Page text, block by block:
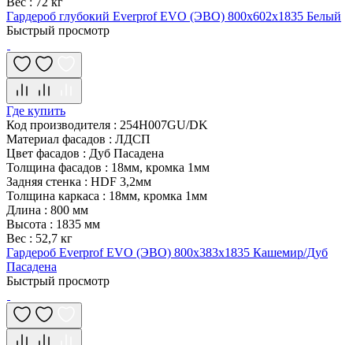
Гардероб глубокий Everprof EVO (ЭВО) 800х602x1835 Белый
Быстрый просмотр
Где купить
Код производителя : 254H007GU/DK
Материал фасадов : ЛДСП
Цвет фасадов : Дуб Пасадена
Толщина фасадов : 18мм, кромка 1мм
Задняя стенка : HDF 3,2мм
Толщина каркаса : 18мм, кромка 1мм
Длина : 800 мм
Высота : 1835 мм
Вес : 52,7 кг
Гардероб Everprof EVO (ЭВО) 800х383x1835 Кашемир/Дуб
Пасадена
Быстрый просмотр